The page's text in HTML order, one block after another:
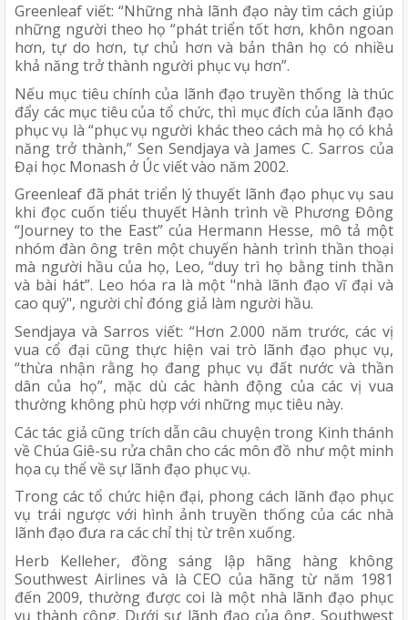
Greenleaf viết: “Những nhà lãnh đạo này tìm cách giúp
những người theo họ “phát triển tốt hơn, khôn ngoan
hơn, tự do hơn, tự chủ hơn và bản thân họ có nhiều
khả năng trở thành người phục vụ hơn”.
Nếu mục tiêu chính của lãnh đạo truyền thống là thúc
đẩy các mục tiêu của tổ chức, thì mục đích của lãnh đạo
phục vụ là “phục vụ người khác theo cách mà họ có khả
năng trở thành,” Sen Sendjaya và James C. Sarros của
Đại học Monash ở Úc viết vào năm 2002.
Greenleaf đã phát triển lý thuyết lãnh đạo phục vụ sau
khi đọc cuốn tiểu thuyết Hành trình về Phương Đông
“Journey to the East” của Hermann Hesse, mô tả một
nhóm đàn ông trên một chuyến hành trình thần thoại
mà người hầu của họ, Leo, “duy trì họ bằng tinh thần
và bài hát”. Leo hóa ra là một "nhà lãnh đạo vĩ đại và
cao quý", người chỉ đóng giả làm người hầu.
Sendjaya và Sarros viết: “Hơn 2.000 năm trước, các vị
vua cổ đại cũng thực hiện vai trò lãnh đạo phục vụ,
“thừa nhận rằng họ đang phục vụ đất nước và thần
dân của họ”, mặc dù các hành động của các vị vua
thường không phù hợp với những mục tiêu này.
Các tác giả cũng trích dẫn câu chuyện trong Kinh thánh
về Chúa Giê-su rửa chân cho các môn đồ như một minh
họa cụ thể về sự lãnh đạo phục vụ.
Trong các tổ chức hiện đại, phong cách lãnh đạo phục
vụ trái ngược với hình ảnh truyền thống của các nhà
lãnh đạo đưa ra các chỉ thị từ trên xuống.
Herb Kelleher, đồng sáng lập hãng hàng không
Southwest Airlines và là CEO của hãng từ năm 1981
đến 2009, thường được coi là một nhà lãnh đạo phục
vụ thành công. Dưới sự lãnh đạo của ông, Southwest